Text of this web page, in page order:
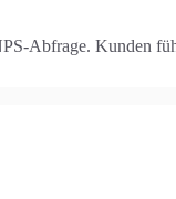
Abfrage. Kunden